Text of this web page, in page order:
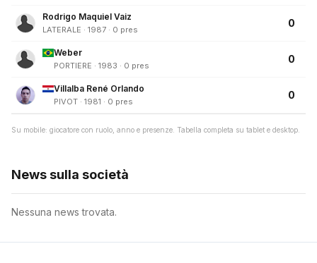
Rodrigo Maquiel Vaiz
LATERALE · 1987 · 0 pres
0
Weber
PORTIERE · 1983 · 0 pres
0
Villalba René Orlando
PIVOT · 1981 · 0 pres
0
Su mobile: giocatore con ruolo, anno e presenze. Tabella completa su tablet e desktop.
News sulla società
Nessuna news trovata.